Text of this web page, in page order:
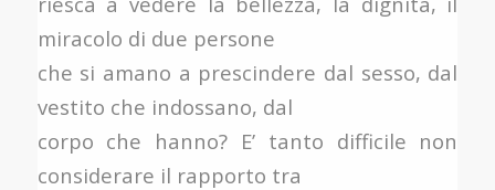
miracolo di due persone
che si amano a prescindere dal sesso, dal
vestito che indossano, dal
corpo che hanno? E’ tanto difficile non
considerare il rapporto tra